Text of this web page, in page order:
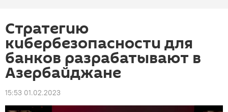
Стратегию
кибербезопасности для
банков разрабатывают в
Азербайджане
15:53 01.02.2023